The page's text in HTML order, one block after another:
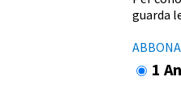
guarda
1